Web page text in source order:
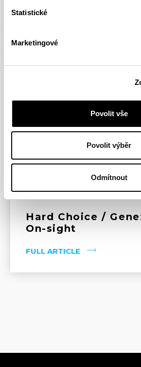
Statistické
Marketingové
Povolit vše
Povolit výběr
Odmítnout
FULL ARTICLE
Hard Choice /
On-sight
FULL ARTICLE